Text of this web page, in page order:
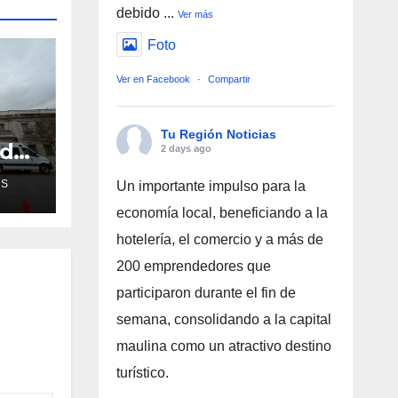
debido ... Ver más
Foto
Ver en Facebook · Compartir
Tu Región Noticias
2 days ago
Un importante impulso para la
economía local, beneficiando a la
hotelería, el comercio y a más de
200 emprendedores que
participaron durante el fin de
semana, consolidando a la capital
maulina como un atractivo destino
turístico.